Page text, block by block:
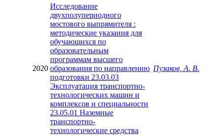
2020
Исследование
двухполупериодного
мостового выпрямителя :
методические указания для
обучающихся по
образовательным
программам высшего
образования по направлению
подготовки 23.03.03
Эксплуатация транспортно-
технологических машин и
комплексов и специальности
23.05.01 Наземные
транспортно-
технологические средства
Пузаков, А. В.